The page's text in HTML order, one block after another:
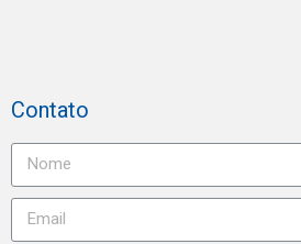
Contato